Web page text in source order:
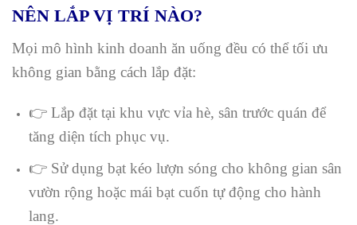
NÊN LẮP VỊ TRÍ NÀO?
Mọi mô hình kinh doanh ăn uống đều có thể tối ưu
không gian bằng cách lắp đặt:
👉 Lắp đặt tại khu vực vỉa hè, sân trước quán để
tăng diện tích phục vụ.
👉 Sử dụng bạt kéo lượn sóng cho không gian sân
vườn rộng hoặc mái bạt cuốn tự động cho hành
lang.